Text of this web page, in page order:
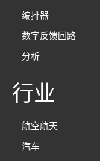
编排器
数字反馈回路
分析
行业
航空航天
汽车